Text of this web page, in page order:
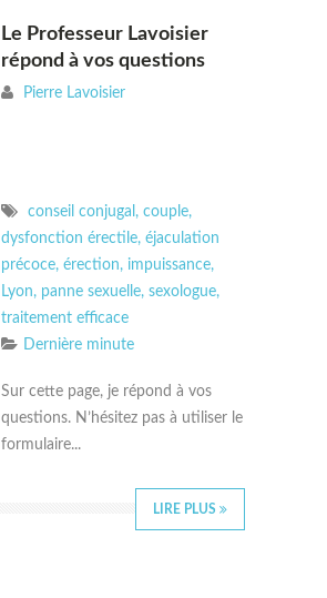
Le Professeur Lavoisier
répond à vos questions
Pierre Lavoisier
conseil conjugal , couple,
dysfonction érectile, éjaculation
précoce, érection, impuissance,
Lyon, panne sexuelle, sexologue,
traitement efficace
Dernière minute
Sur cette page, je répond à vos
questions. N’hésitez pas à utiliser le
formulaire...
LIRE PLUS